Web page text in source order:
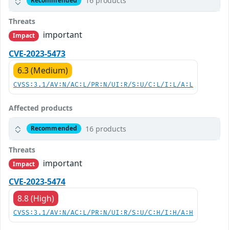
Threats
Impact
important
CVE-2023-5473
6.3 (Medium)
CVSS:3.1/AV:N/AC:L/PR:N/UI:R/S:U/C:L/I:L/A:L
Affected products
Recommended 16 products
Threats
Impact
important
CVE-2023-5474
8.8 (High)
CVSS:3.1/AV:N/AC:L/PR:N/UI:R/S:U/C:H/I:H/A:H